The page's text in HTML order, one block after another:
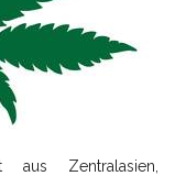
aus Zentralasien,